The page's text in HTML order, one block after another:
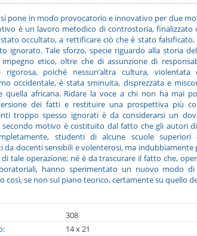
pone in modo provocatorio e innovativo per due
è un lavoro metodico di controstoria, finalizzato
occultato, a rettificare ciò che è stato
ignorato. Tale sforzo, specie riguardo alla storia
etico, oltre che di assunzione di
rigorosa, poiché nessun’altra cultura,
occidentale, è stata sminuita, disprezzata e
quella africana. Ridare la voce a chi non ha mai
dei fatti e restituire una prospettiva più
troppo spesso ignorati è da considerarsi un
secondo motivo è costituito dal fatto che gli autori di
studenti di alcune scuole superiori
da docenti sensibili e volenterosi, ma
tale operazione; né è da trascurare il fatto che,
hanno sperimentato un nuovo modo
così, se non sul piano teorico, certamente su quello
308
14 x 21